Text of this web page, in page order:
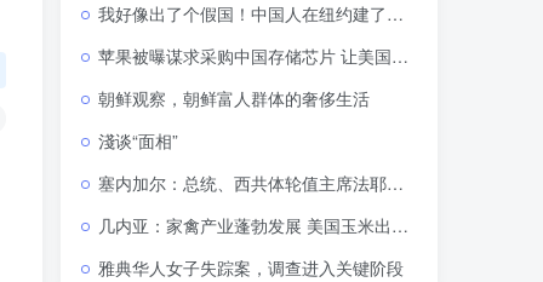
我好像出了个假国！中国人在纽约建了个新县城？
苹果被曝谋求采购中国存储芯片 让美国坐不住了
朝鲜观察，朝鲜富人群体的奢侈生活
淺谈“面相”
塞内加尔：总统、西共体轮值主席法耶首访落地巴马科 西非区域对话进程提速
几内亚：家禽产业蓬勃发展 美国玉米出口商盯上西非市场
雅典华人女子失踪案，调查进入关键阶段